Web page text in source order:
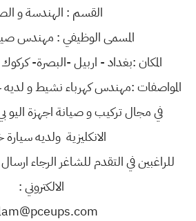
القسم : الهندسة و
المسمى الوظيفي : مهندس
المكان :بغداد - اربيل -البصرة-
المواصفات :مهندس كهرباء نشيط و
في مجال تركيب و صيانة اجهزة اليو
الانكليزية ولديه
للراغبين في التقدم للشاغر الرجاء ارسال
الالكتروني :